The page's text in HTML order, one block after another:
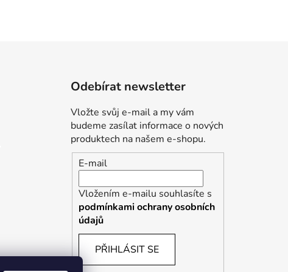
Odebírat newsletter
Vložte svůj e-mail a my vám
budeme zasílat informace o nových
produktech na našem e-shopu.
E-mail
Vložením e-mailu souhlasíte s
podmínkami ochrany osobních
údajů
PŘIHLÁSIT SE